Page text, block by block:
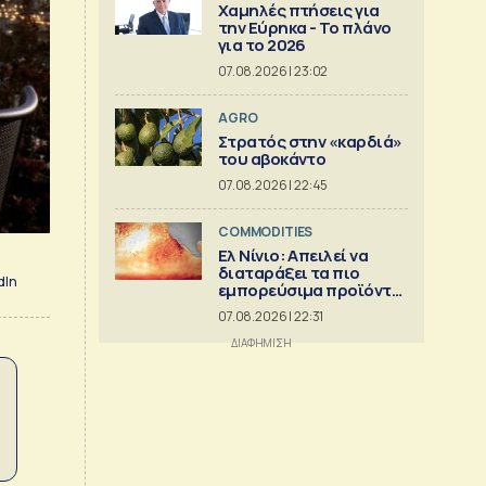
Χαμηλές πτήσεις για
την Εύρηκα - Το πλάνο
για το 2026
07.08.2026 | 23:02
AGRO
Στρατός στην «καρδιά»
του αβοκάντο
07.08.2026 | 22:45
COMMODITIES
Ελ Νίνιο: Απειλεί να
διαταράξει τα πιο
εμπορεύσιμα προϊόντα
στον κόσμο
07.08.2026 | 22:31